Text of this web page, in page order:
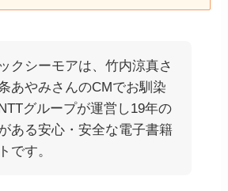
クシーモアは、竹内涼真さ
あやみさんのCMでお馴染
グループが運営し19年の
ある安心・安全な電子書籍
です。